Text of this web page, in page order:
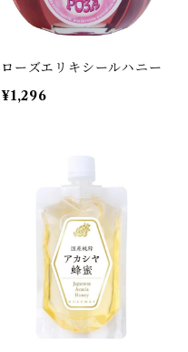
ローズエリキシールハニー
¥1,296